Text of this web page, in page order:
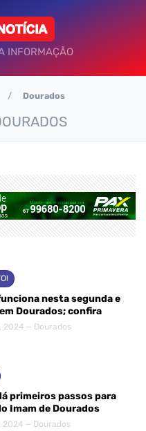
INFORMAÇÃO
Dourados
nesta segunda e
Dourados; confira
2024 — Dourados
primeiros passos para
Imam de Dourados
2024 — Dourados